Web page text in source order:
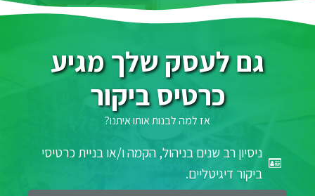
גם לעסק שלך מגיע
כרטיס ביקור
אז למה לבנות אותו איתנו?
ניסיון רב שנים בניהול, הקמה ו/או בניית כרטיסי
ביקור דיגיטליים.